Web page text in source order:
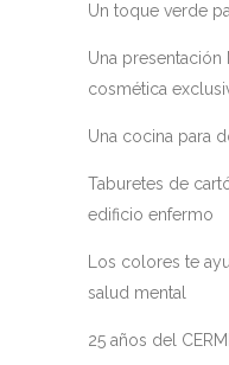
Un toque verde
Una presentación
cosmética
Una cocina para
Taburetes de
edificio enfermo
Los colores te
salud mental
25 años del